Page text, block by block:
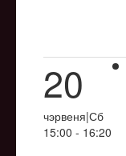
20
чэрвеня|Сб
15:00 - 16:20